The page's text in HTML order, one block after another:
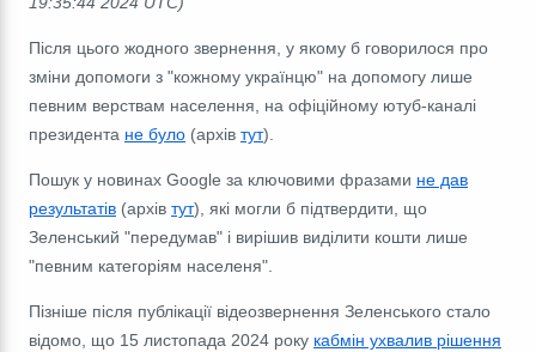
Після цього жодного звернення, у якому б говорилося про
зміни допомоги з "кожному українцю" на допомогу лише
певним верствам населення, на офіційному ютуб-каналі
президента не було (архів тут).
Пошук у новинах Google за ключовими фразами не дав
результатів (архів тут), які могли б підтвердити, що
Зеленський "передумав" і вирішив виділити кошти лише
"певним категоріям населеня".
Пізніше після публікації відеозвернення Зеленського стало
відомо, що 15 листопада 2024 року кабмін ухвалив рішення